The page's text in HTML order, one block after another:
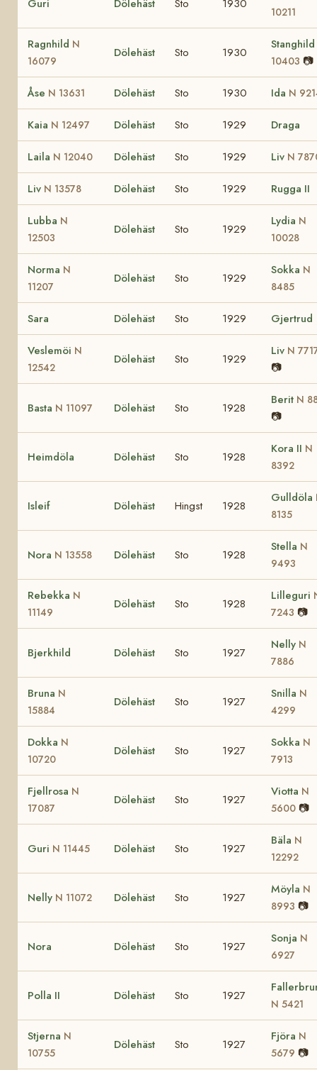
Guri Dölehäst Sto 1930
10211
Ragnhild N
16079
Dölehäst Sto 1930
Stanghild
10403 📷
Åse N 13631 Dölehäst Sto 1930 Ida N
Kaia N 12497 Dölehäst Sto 1929 Draga
Laila N 12040 Dölehäst Sto 1929 Liv N
Liv N 13578 Dölehäst Sto 1929 Rugga II
Lubba N
12503
Dölehäst Sto 1929
Lydia N
10028
Norma N
11207
Dölehäst Sto 1929
Sokka N
8485
Sara Dölehäst Sto 1929 Gjertrud
Veslemöi N
12542
Dölehäst Sto 1929
Liv N
📷
Basta N 11097 Dölehäst Sto 1928
Berit N
📷
Heimdöla Dölehäst Sto 1928
Kora II N
8392
Isleif Dölehäst Hingst 1928
Gulldöla
8135
Nora N 13558 Dölehäst Sto 1928
Stella N
9493
Rebekka N
11149
Dölehäst Sto 1928
Lilleguri
7243 📷
Bjerkhild Dölehäst Sto 1927
Nelly N
7886
Bruna N
15884
Dölehäst Sto 1927
Snilla N
4299
Dokka N
10720
Dölehäst Sto 1927
Sokka N
7913
Fjellrosa N
17087
Dölehäst Sto 1927
Viotta N
5600 📷
Guri N 11445 Dölehäst Sto 1927
Bäla N
12292
Nelly N 11072 Dölehäst Sto 1927
Möyla N
8993 📷
Nora Dölehäst Sto 1927
Sonja N
6927
Polla II Dölehäst Sto 1927
N 5421
Stjerna N
10755
Dölehäst Sto 1927
Fjöra N
5679 📷